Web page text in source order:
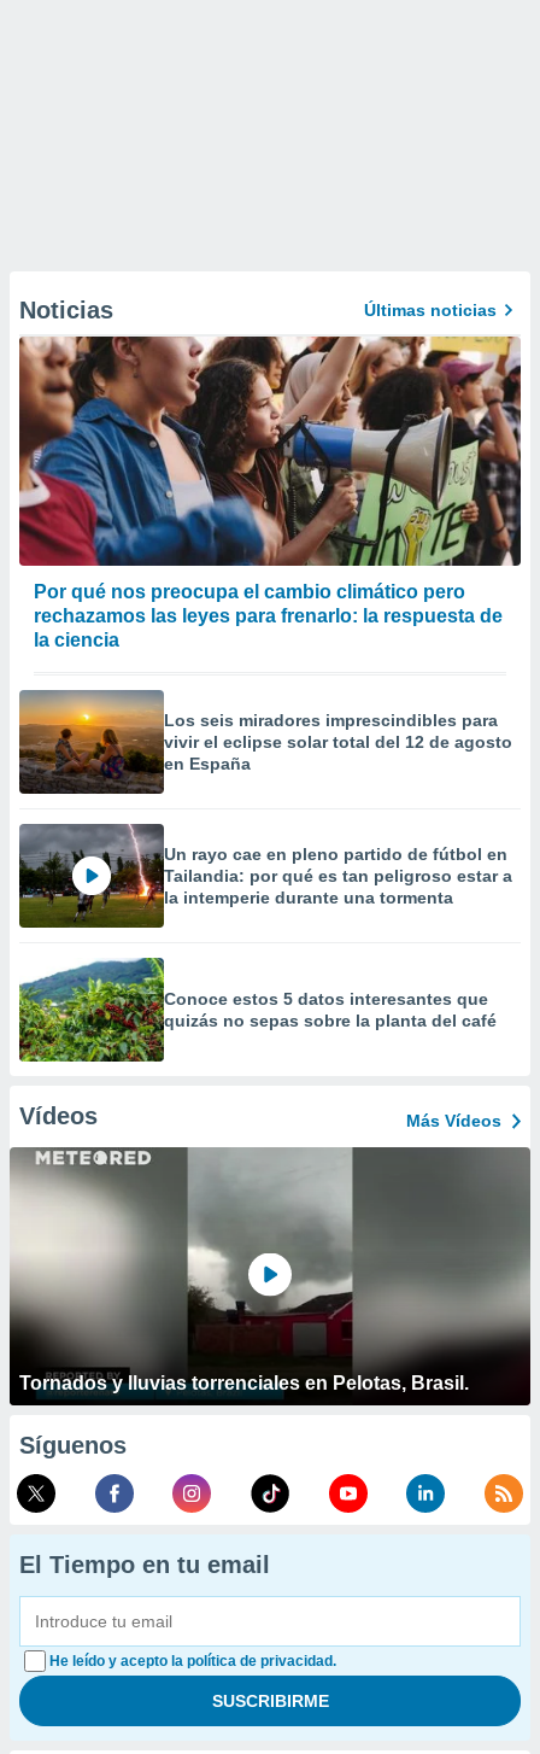
Noticias Últimas noticias
Por qué nos preocupa el cambio climático pero
rechazamos las leyes para frenarlo: la respuesta de
la ciencia
Los seis miradores imprescindibles para
vivir el eclipse solar total del 12 de agosto
en España
Un rayo cae en pleno partido de fútbol en
Tailandia: por qué es tan peligroso estar a
la intemperie durante una tormenta
Conoce estos 5 datos interesantes que
quizás no sepas sobre la planta del café
Vídeos Más Vídeos
Tornados y lluvias torrenciales en Pelotas, Brasil.
Síguenos
El Tiempo en tu email
He leído y acepto la política de privacidad.